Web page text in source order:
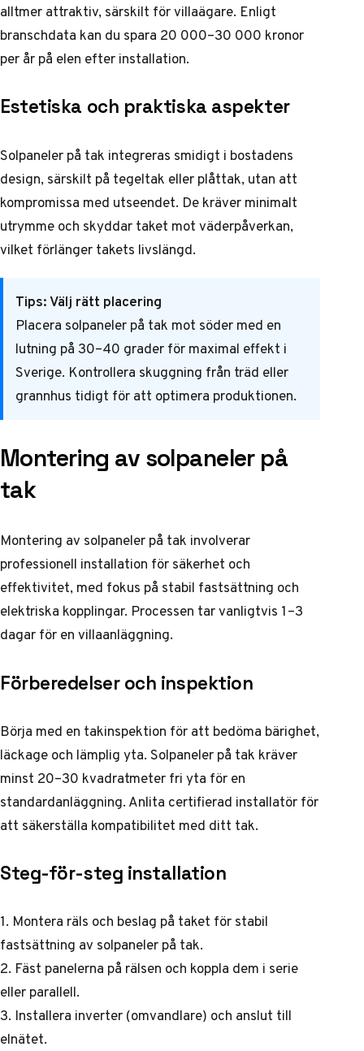
alltmer attraktiv, särskilt för villaägare. Enligt
branschdata kan du spara 20 000–30 000 kronor
per år på elen efter installation.
Estetiska och praktiska aspekter
Solpaneler på tak integreras smidigt i bostadens
design, särskilt på tegeltak eller plåttak, utan att
kompromissa med utseendet. De kräver minimalt
utrymme och skyddar taket mot väderpåverkan,
vilket förlänger takets livslängd.
Tips: Välj rätt placering
Placera solpaneler på tak mot söder med en
lutning på 30–40 grader för maximal effekt i
Sverige. Kontrollera skuggning från träd eller
grannhus tidigt för att optimera produktionen.
Montering av solpaneler på
tak
Montering av solpaneler på tak involverar
professionell installation för säkerhet och
effektivitet, med fokus på stabil fastsättning och
elektriska kopplingar. Processen tar vanligtvis 1–3
dagar för en villaanläggning.
Förberedelser och inspektion
Börja med en takinspektion för att bedöma bärighet,
läckage och lämplig yta. Solpaneler på tak kräver
minst 20–30 kvadratmeter fri yta för en
standardanläggning. Anlita certifierad installatör för
att säkerställa kompatibilitet med ditt tak.
Steg-för-steg installation
1. Montera räls och beslag på taket för stabil
fastsättning av solpaneler på tak.
2. Fäst panelerna på rälsen och koppla dem i serie
eller parallell.
3. Installera inverter (omvandlare) och anslut till
elnätet.